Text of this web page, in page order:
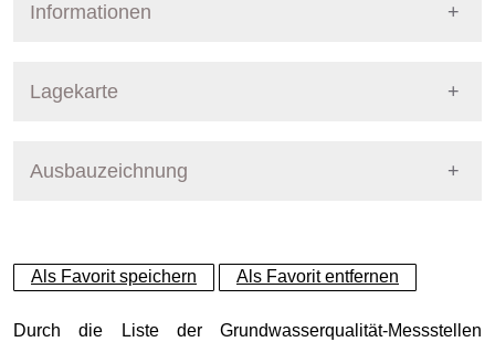
Dynamische Grafik
Informationen
Nummer
Ausprägung GW-Stand
Grundwasserleiter Hauptgrundwasserleiter
Lagekarte
+
Ausbauzeichnung
Als Favorit speichern Als Favorit entfernen
Durch die Liste der Grundwasserqualität-Messstellen